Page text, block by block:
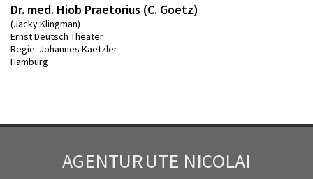
Dr. med. Hiob Praetorius (C. Goetz)
(Jacky Klingman)
Ernst Deutsch Theater
Regie: Johannes Kaetzler
Hamburg
AGENTURUTE NICOLAI